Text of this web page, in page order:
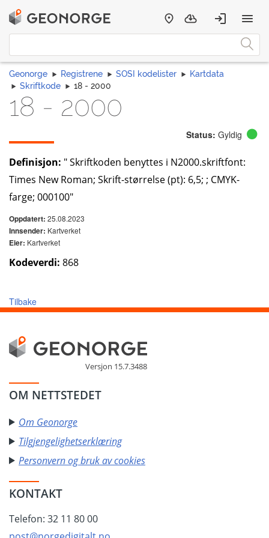
Geonorge Registrene SOSI kodelister
Kartdata
Skriftkode
18 - 2000
18 - 2000
Status: Gyldig
Definisjon: " Skriftkoden benyttes i N2000.skriftfont:
Times New Roman; Skrift-størrelse (pt): 6,5; ; CMYK-
farge; 000100"
Oppdatert: 25.08.2023
Innsender: Kartverket
Eier: Kartverket
Kodeverdi: 868
Tilbake